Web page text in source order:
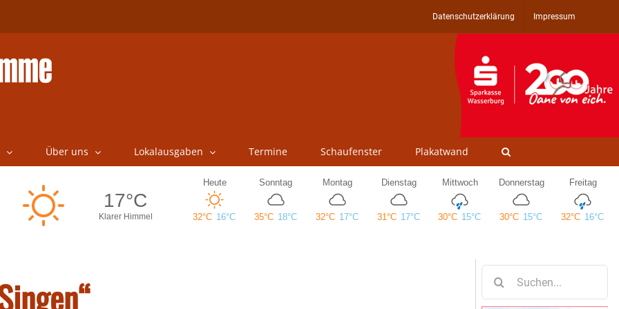
Datenschutzerklärung Impressum
Über uns Lokalausgaben Termine Schaufenster Plakatwand
nach: